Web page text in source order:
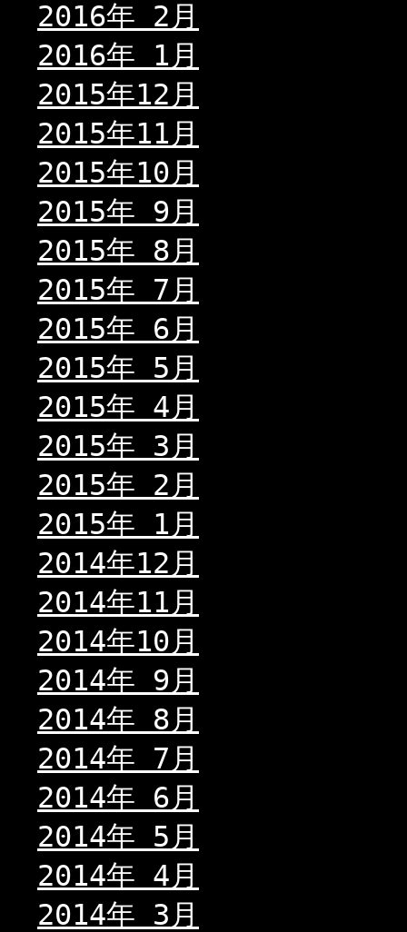
2016年 2月
2016年 1月
2015年12月
2015年11月
2015年10月
2015年 9月
2015年 8月
2015年 7月
2015年 6月
2015年 5月
2015年 4月
2015年 3月
2015年 2月
2015年 1月
2014年12月
2014年11月
2014年10月
2014年 9月
2014年 8月
2014年 7月
2014年 6月
2014年 5月
2014年 4月
2014年 3月